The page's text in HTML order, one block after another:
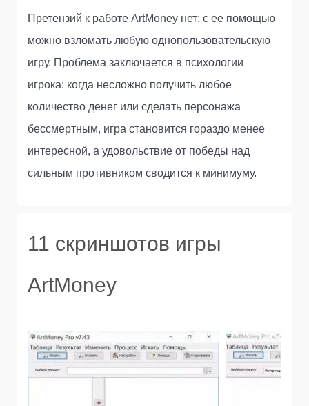
Претензий к работе ArtMoney нет: с ее помощью
можно взломать любую однопользовательскую
игру. Проблема заключается в психологии
игрока: когда несложно получить любое
количество денег или сделать персонажа
бессмертным, игра становится гораздо менее
интересной, а удовольствие от победы над
сильным противником сводится к минимуму.
11 скриншотов игры
ArtMoney